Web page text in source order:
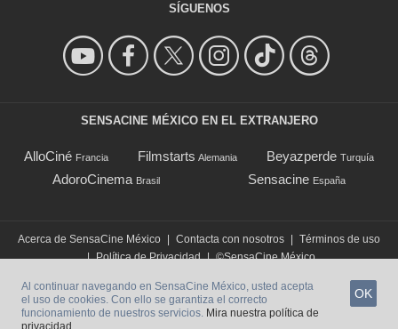
SÍGUENOS
SENSACINE MÉXICO EN EL EXTRANJERO
AlloCiné Francia Filmstarts Alemania Beyazperde Turquía
AdoroCinema Brasil Sensacine España
Acerca de SensaCine México | Contacta con nosotros | Términos de uso
| Política de Privacidad | ©SensaCine México
Al continuar navegando en SensaCine México, usted acepta
el uso de cookies. Con ello se garantiza el correcto
funcionamiento de nuestros servicios. Mira nuestra política de
privacidad
OK